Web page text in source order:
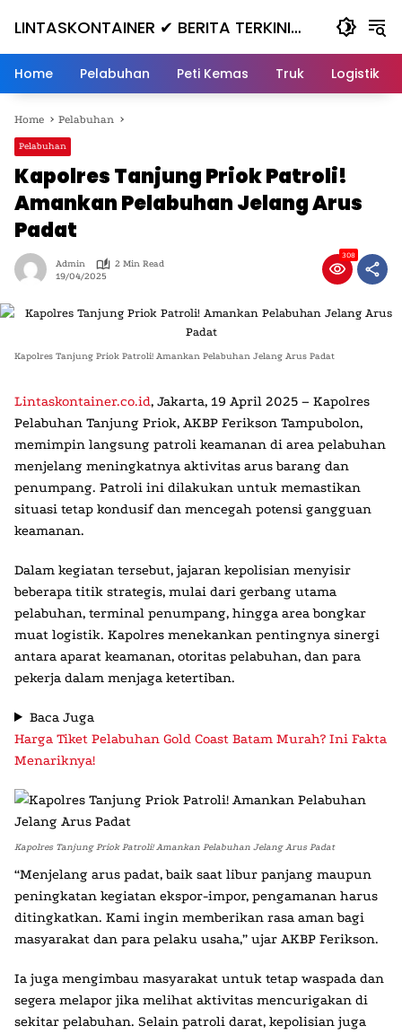
LINTASKONTAINER ✔ BERITA TERKINI
KONTAINER TERBARU HARI INI
Home Pelabuhan Peti Kemas Truk Logistik
Home Pelabuhan
Pelabuhan
Kapolres Tanjung Priok Patroli!
Amankan Pelabuhan Jelang Arus
Padat
Admin
2 Min Read
19/04/2025
308
Kapolres Tanjung Priok Patroli! Amankan Pelabuhan Jelang Arus Padat
Lintaskontainer.co.id, Jakarta, 19 April 2025 – Kapolres
Pelabuhan Tanjung Priok, AKBP Ferikson Tampubolon,
memimpin langsung patroli keamanan di area pelabuhan
menjelang meningkatnya aktivitas arus barang dan
penumpang. Patroli ini dilakukan untuk memastikan
situasi tetap kondusif dan mencegah potensi gangguan
keamanan.
Dalam kegiatan tersebut, jajaran kepolisian menyisir
beberapa titik strategis, mulai dari gerbang utama
pelabuhan, terminal penumpang, hingga area bongkar
muat logistik. Kapolres menekankan pentingnya sinergi
antara aparat keamanan, otoritas pelabuhan, dan para
pekerja dalam menjaga ketertiban.
Baca Juga
Harga Tiket Pelabuhan Gold Coast Batam Murah? Ini Fakta
Menariknya!
Kapolres Tanjung Priok Patroli! Amankan Pelabuhan Jelang Arus Padat
“Menjelang arus padat, baik saat libur panjang maupun
peningkatan kegiatan ekspor-impor, pengamanan harus
ditingkatkan. Kami ingin memberikan rasa aman bagi
masyarakat dan para pelaku usaha,” ujar AKBP Ferikson.
Ia juga mengimbau masyarakat untuk tetap waspada dan
segera melapor jika melihat aktivitas mencurigakan di
sekitar pelabuhan. Selain patroli darat, kepolisian juga